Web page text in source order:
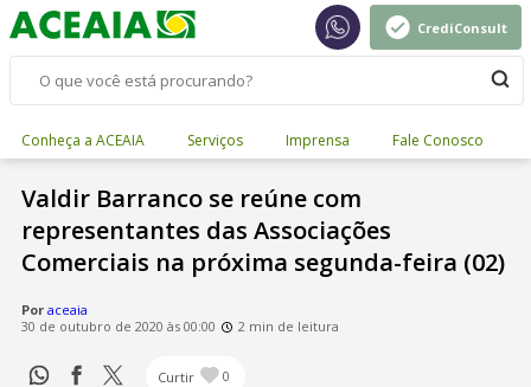
CrediConsult
Conheça a ACEAIA Serviços Imprensa Fale Conosco
Valdir Barranco se reúne com
representantes das Associações
Comerciais na próxima segunda-feira (02)
Por aceaia
30 de outubro de 2020 às 00:00
2 min de leitura
Curtir 0